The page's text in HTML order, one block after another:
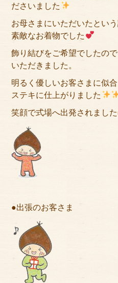
ださいました
お母さまにいただいたとい
素敵なお着物でした
飾り結びをご希望でしたの
いただきました。
明るく優しいお客さまに似
ステキに仕上がりました
笑顔で式場へ出発されまし
●出張のお客さま